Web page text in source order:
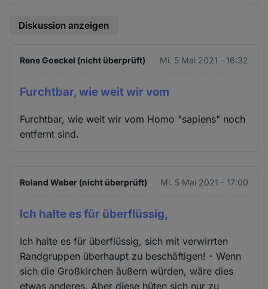
Diskussion anzeigen
Rene Goeckel (nicht überprüft) Mi. 5 Mai 2021 - 16:32
Furchtbar, wie weit wir vom
Furchtbar, wie weit wir vom Homo "sapiens" noch
entfernt sind.
Roland Weber (nicht überprüft) Mi. 5 Mai 2021 - 17:00
Ich halte es für überflüssig,
Ich halte es für überflüssig, sich mit verwirrten
Randgruppen überhaupt zu beschäftigen! - Wenn
sich die Großkirchen äußern würden, wäre dies
etwas anderes. Aber diese hüten sich nur zu